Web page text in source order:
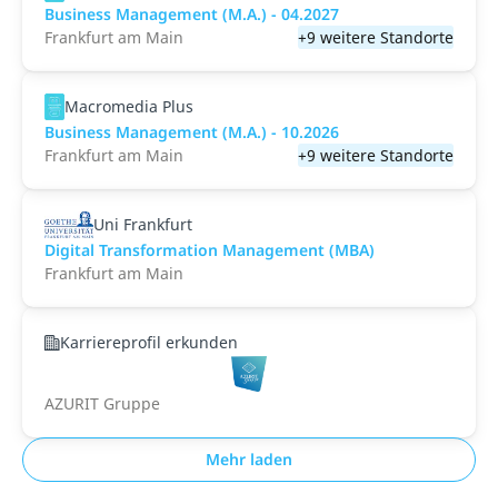
Business Management (M.A.) - 04.2027
Frankfurt am Main
+9 weitere Standorte
Macromedia Plus
Business Management (M.A.) - 10.2026
Frankfurt am Main
+9 weitere Standorte
Uni Frankfurt
Digital Transformation Management (MBA)
Frankfurt am Main
Karriereprofil erkunden
AZURIT Gruppe
Mehr laden